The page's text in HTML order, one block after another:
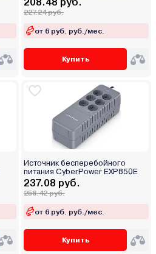
227.24 руб.
от 6 руб. руб./мес.
Купить
Источник бесперебойного
питания CyberPower EXP850E
237.08 руб.
258.42 руб.
от 6 руб. руб./мес.
Купить